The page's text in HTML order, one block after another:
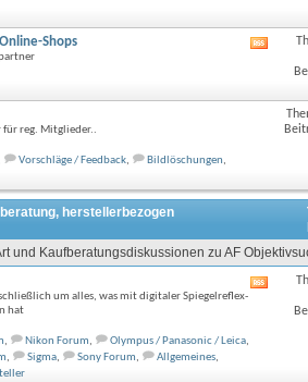
Shops
dieses
für reg. Mitglieder..
Vorschläge / Feedback, Bildlöschungen,
herstellerbezogen
und Kaufberatungsdiskussionen zu AF
um alles, was mit digitaler Spiegelreflex-
hat
, Nikon Forum, Olympus / Panasonic / Leica,
, Sigma, Sony Forum, Allgemeines,
dieses